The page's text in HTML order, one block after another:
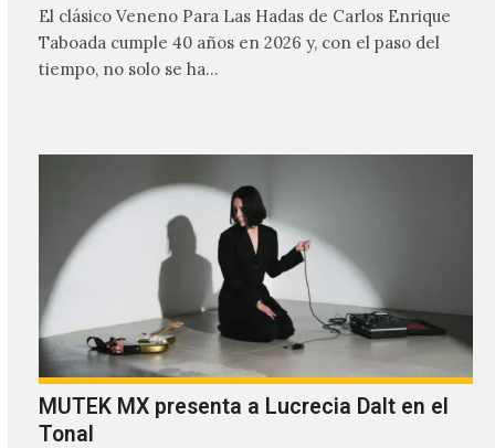
El clásico Veneno Para Las Hadas de Carlos Enrique
Taboada cumple 40 años en 2026 y, con el paso del
tiempo, no solo se ha…
MUTEK MX presenta a Lucrecia Dalt en el
Tonal